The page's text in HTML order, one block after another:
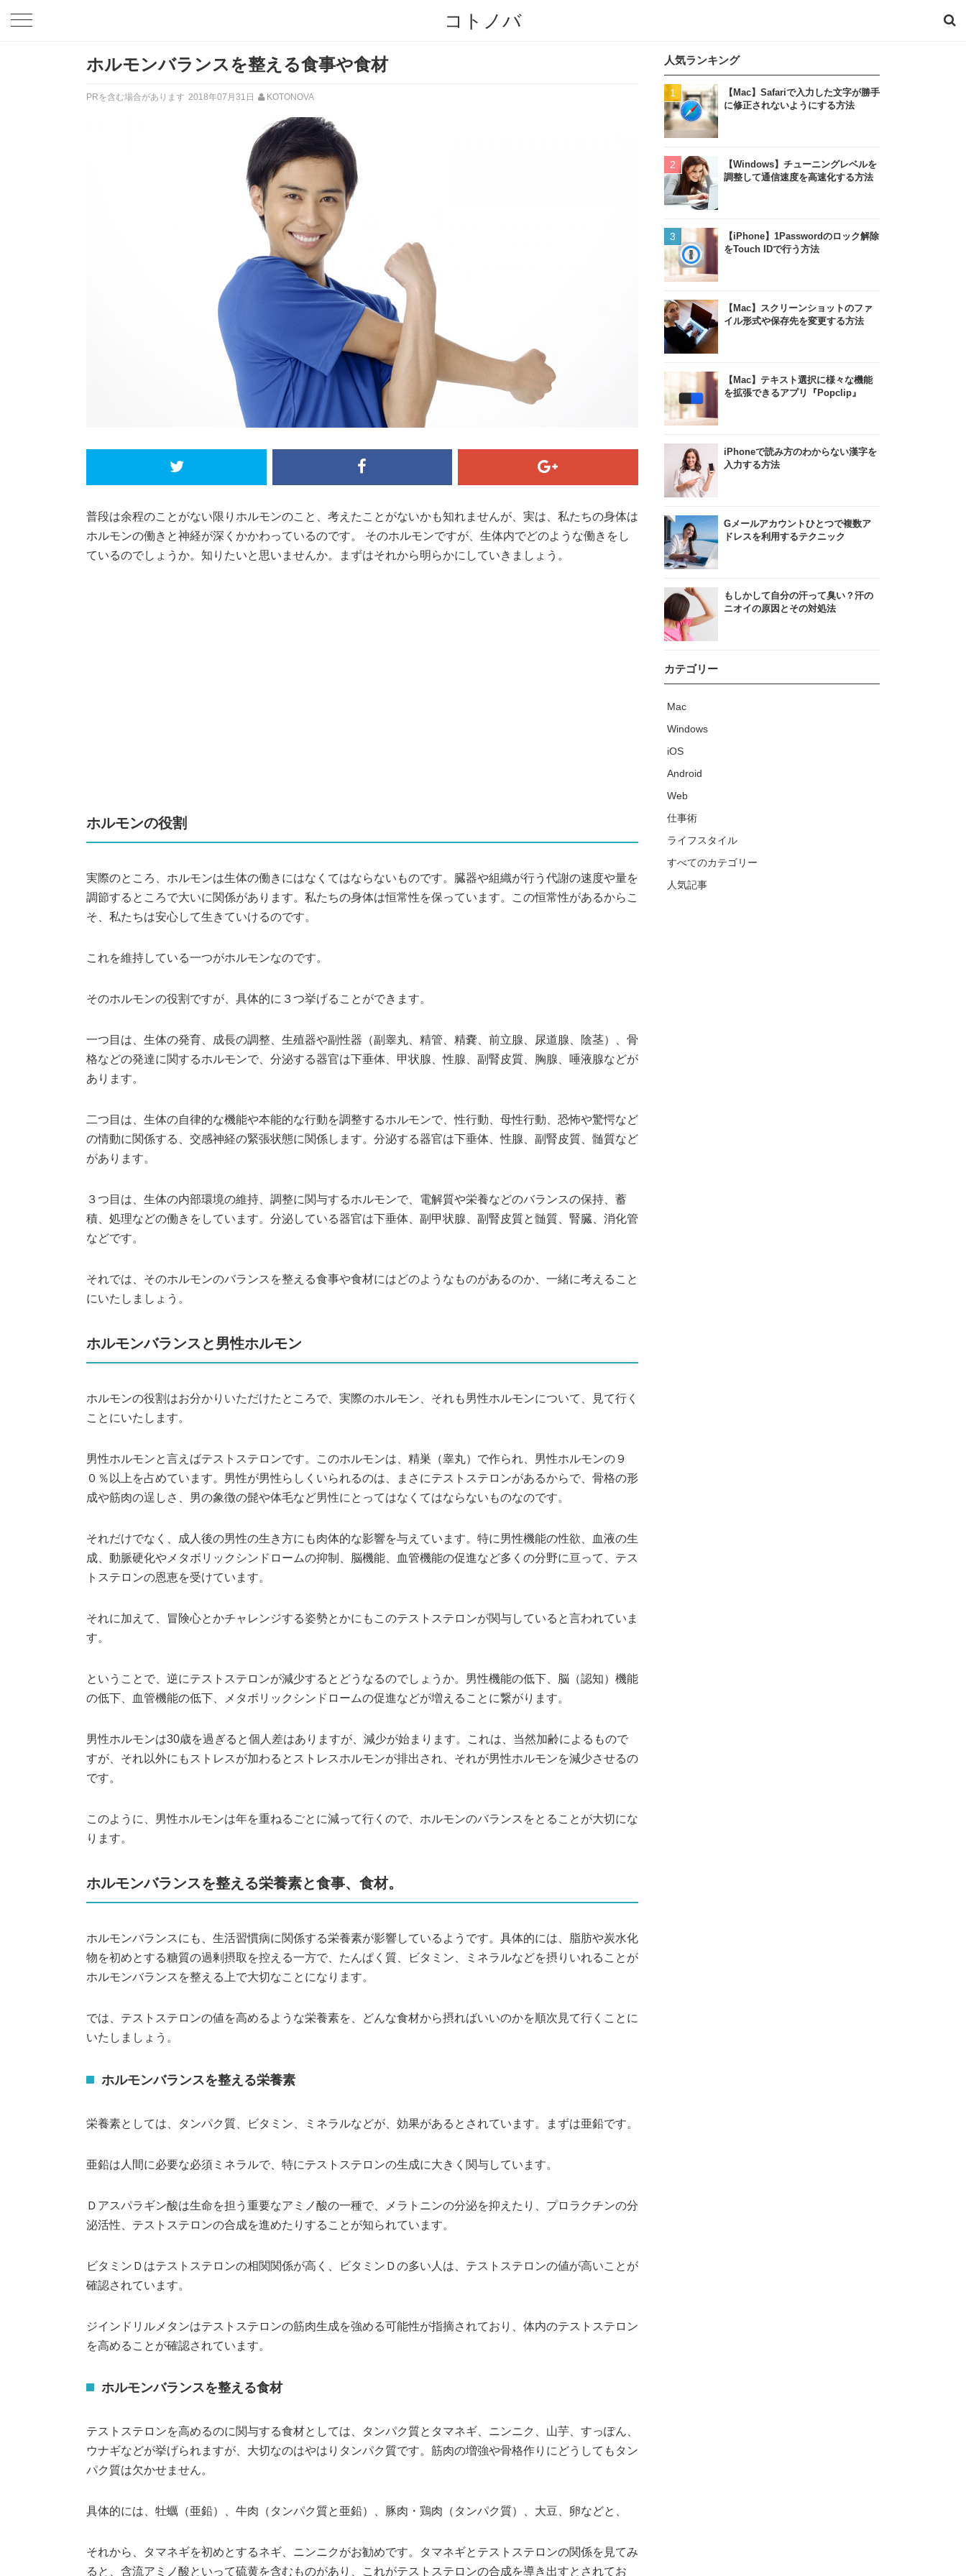
コトノバ
ホルモンバランスを整える食事や食材
PRを含む場合があります 2018年07月31日 KOTONOVA
普段は余程のことがない限りホルモンのこと、考えたことがないかも知れませんが、実は、私たちの身体は
ホルモンの働きと神経が深くかかわっているのです。 そのホルモンですが、生体内でどのような働きをし
ているのでしょうか。知りたいと思いませんか。まずはそれから明らかにしていきましょう。
ホルモンの役割
実際のところ、ホルモンは生体の働きにはなくてはならないものです。臓器や組織が行う代謝の速度や量を
調節するところで大いに関係があります。私たちの身体は恒常性を保っています。この恒常性があるからこ
そ、私たちは安心して生きていけるのです。
これを維持している一つがホルモンなのです。
そのホルモンの役割ですが、具体的に３つ挙げることができます。
一つ目は、生体の発育、成長の調整、生殖器や副性器（副睾丸、精管、精嚢、前立腺、尿道腺、陰茎）、骨
格などの発達に関するホルモンで、分泌する器官は下垂体、甲状腺、性腺、副腎皮質、胸腺、唾液腺などが
あります。
二つ目は、生体の自律的な機能や本能的な行動を調整するホルモンで、性行動、母性行動、恐怖や驚愕など
の情動に関係する、交感神経の緊張状態に関係します。分泌する器官は下垂体、性腺、副腎皮質、髄質など
があります。
３つ目は、生体の内部環境の維持、調整に関与するホルモンで、電解質や栄養などのバランスの保持、蓄
積、処理などの働きをしています。分泌している器官は下垂体、副甲状腺、副腎皮質と髄質、腎臓、消化管
などです。
それでは、そのホルモンのバランスを整える食事や食材にはどのようなものがあるのか、一緒に考えること
にいたしましょう。
ホルモンバランスと男性ホルモン
ホルモンの役割はお分かりいただけたところで、実際のホルモン、それも男性ホルモンについて、見て行く
ことにいたします。
男性ホルモンと言えばテストステロンです。このホルモンは、精巣（睾丸）で作られ、男性ホルモンの９
０％以上を占めています。男性が男性らしくいられるのは、まさにテストステロンがあるからで、骨格の形
成や筋肉の逞しさ、男の象徴の髭や体毛など男性にとってはなくてはならないものなのです。
それだけでなく、成人後の男性の生き方にも肉体的な影響を与えています。特に男性機能の性欲、血液の生
成、動脈硬化やメタボリックシンドロームの抑制、脳機能、血管機能の促進など多くの分野に亘って、テス
トステロンの恩恵を受けています。
それに加えて、冒険心とかチャレンジする姿勢とかにもこのテストステロンが関与していると言われていま
す。
ということで、逆にテストステロンが減少するとどうなるのでしょうか。男性機能の低下、脳（認知）機能
の低下、血管機能の低下、メタボリックシンドロームの促進などが増えることに繋がります。
男性ホルモンは30歳を過ぎると個人差はありますが、減少が始まります。これは、当然加齢によるもので
すが、それ以外にもストレスが加わるとストレスホルモンが排出され、それが男性ホルモンを減少させるの
です。
このように、男性ホルモンは年を重ねるごとに減って行くので、ホルモンのバランスをとることが大切にな
ります。
ホルモンバランスを整える栄養素と食事、食材。
ホルモンバランスにも、生活習慣病に関係する栄養素が影響しているようです。具体的には、脂肪や炭水化
物を初めとする糖質の過剰摂取を控える一方で、たんぱく質、ビタミン、ミネラルなどを摂りいれることが
ホルモンバランスを整える上で大切なことになります。
では、テストステロンの値を高めるような栄養素を、どんな食材から摂ればいいのかを順次見て行くことに
いたしましょう。
ホルモンバランスを整える栄養素
栄養素としては、タンパク質、ビタミン、ミネラルなどが、効果があるとされています。まずは亜鉛です。
亜鉛は人間に必要な必須ミネラルで、特にテストステロンの生成に大きく関与しています。
Ｄアスパラギン酸は生命を担う重要なアミノ酸の一種で、メラトニンの分泌を抑えたり、プロラクチンの分
泌活性、テストステロンの合成を進めたりすることが知られています。
ビタミンＤはテストステロンの相関関係が高く、ビタミンＤの多い人は、テストステロンの値が高いことが
確認されています。
ジインドリルメタンはテストステロンの筋肉生成を強める可能性が指摘されており、体内のテストステロン
を高めることが確認されています。
ホルモンバランスを整える食材
テストステロンを高めるのに関与する食材としては、タンパク質とタマネギ、ニンニク、山芋、すっぽん、
ウナギなどが挙げられますが、大切なのはやはりタンパク質です。筋肉の増強や骨格作りにどうしてもタン
パク質は欠かせません。
具体的には、牡蠣（亜鉛）、牛肉（タンパク質と亜鉛）、豚肉・鶏肉（タンパク質）、大豆、卵などと、
それから、タマネギを初めとするネギ、ニンニクがお勧めです。タマネギとテストステロンの関係を見てみ
ると、含流アミノ酸といって硫黄を含むものがあり、これがテストステロンの合成を導き出すとされてお
人気ランキング
【Mac】Safariで入力した文字が勝手
に修正されないようにする方法
【Windows】チューニングレベルを
調整して通信速度を高速化する方法
【iPhone】1Passwordのロック解除
をTouch IDで行う方法
【Mac】スクリーンショットのファ
イル形式や保存先を変更する方法
【Mac】テキスト選択に様々な機能
を拡張できるアプリ『Popclip』
iPhoneで読み方のわからない漢字を
入力する方法
Gメールアカウントひとつで複数ア
ドレスを利用するテクニック
もしかして自分の汗って臭い？汗の
ニオイの原因とその対処法
カテゴリー
Mac
Windows
iOS
Android
Web
仕事術
ライフスタイル
すべてのカテゴリー
人気記事